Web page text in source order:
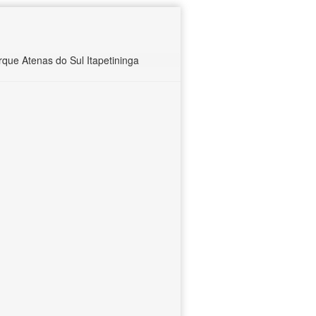
Atenas do Sul Itapetininga